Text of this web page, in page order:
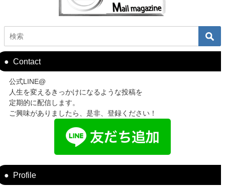
Contact
公式LINE@
人生を変えるきっかけになるような投稿を
定期的に配信します。
ご興味がありましたら、是非、登録ください！
Profile